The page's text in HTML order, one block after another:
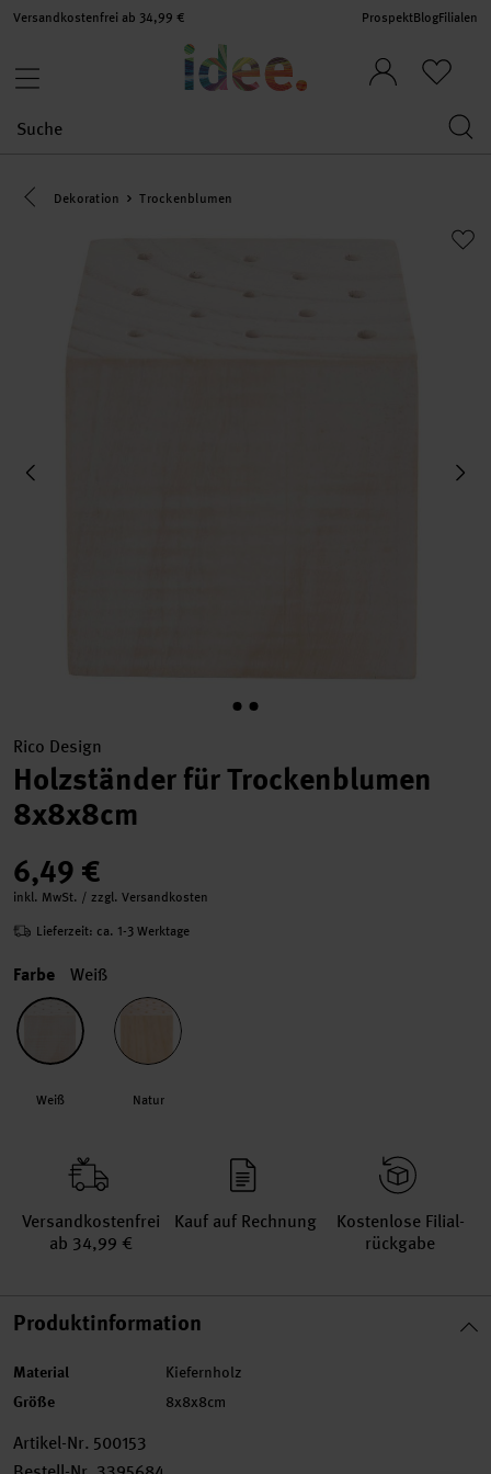
Versandkostenfrei ab 34,99 € ProspektBlogFilialen
Eine Kategorie zurück navigieren
Dekoration Trockenblumen
Rico Design
Holzständer für Trockenblumen
8x8x8cm
6,49 €
inkl. MwSt. / zzgl. Versandkosten
Lieferzeit: ca. 1-3 Werktage
Farbe Weiß
Weiß Natur
Versand­kosten­frei
ab 34,99 €
Kauf auf Rechnung
Kosten­lose Filial­
rückgabe
Produktinformation
Material Kiefernholz
Größe 8x8x8cm
Artikel-Nr. 500153